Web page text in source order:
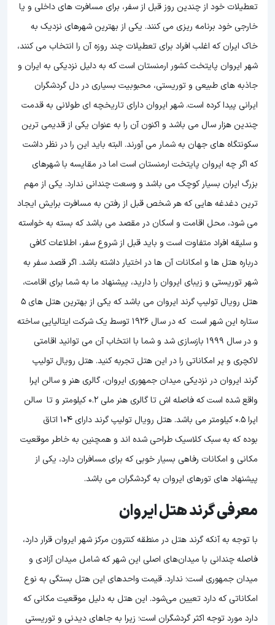
تعطیلات خود از چندین روز قبل از سفر، برای مسافرت های داخلی و یا
خارجی خود برنامه ریزی می کنند. یکی از بهترین شهرهای نزدیک به
خاک ایران که اغلب افراد برای تعطیلات چند روزه آن را انتخاب می کنند،
شهر ایروان پایتخت کشور ارمنستان است که به دلیل نزدیکی به ایران و
جاذبه های طبیعی و توریستی، محبوبیت بسیاری در دل گردشگران
ایرانی پیدا کرده است. شهر ایروان دارای تاریخچه ای طولانی به قدمت
چندین هزار سال می باشد و اکنون آن را به عنوان یکی از قدیمی ترین
سکونتگاه های جهان به شمار می آورند. البته باید این را در نظر داشت
که اگر چه ایروان پایتخت ارمنستان است اما در مقایسه با شهرهای
بزرگ ایران بسیار کوچک می باشد و وسعت چندانی ندارد. یکی از مهم
ترین دغدغه هایی که هر شخص قبل از رفتن به مسافرت برایش ایجاد
می شود، محل اقامت و اسکان در مقصد می باشد که بسته به خواسته
و سلیقه افراد متفاوت است و باید قبل از شروع سفر، اطلاعات کافی
درباره هتل ها و امکانات آن ها در اختیار داشته باشد. اگر قصد سفر به
شهر توریستی و زیبای ایروان را دارید، پیشنهاد ما به شما برای اقامت،
هتل رویال تولیپ گرند ایروان می باشد که یکی از بهترین هتل های 5
ستاره این شهر است که در سال 1926 توسط یک شرکت ایتالیایی ساخته
و در سال 1999 بازسازی شد و شما با انتخاب آن می توانید اقامتی
لاکچری و پر امکاناتی را در این هتل تجربه کنید. هتل رویال تولیپ
گرند ایروان در نزدیکی میدان جمهوری ایروان، گالری هنر و سالن اپرا
واقع شده است که فاصله اش تا گالری هنر ملی 0.2 کیلومتر و تا سالن
اپرا 0.5 کیلومتر می باشد. هتل رویال تولیپ گرند دارای 104 اتاق
بوده که به سبک کلاسیک طراحی شده اند و همچنین به خاطر موقعیت
مکانی و امکانات رفاهی بسیار خوبی که برای مسافران دارد، یکی از
پیشنهاد های تورهای ایروان به گردشگران می باشد.
معرفی گرند هتل ایروان
با توجه به آنکه گرند هتل در منطقه کنترون مرکز شهر ایروان قرار دارد،
فاصله چندانی با میدان‌های اصلی این شهر که شامل میدان آزادی و
میدان جمهوری است؛ ندارد. قیمت واحدهای این هتل بستگی به نوع
امکاناتی که دارد تعیین می‌شود. این هتل به دلیل موقعیت مکانی که
دارد مورد توجه اکثر گردشگران است؛ زیرا به جاهای دیدنی و توریستی